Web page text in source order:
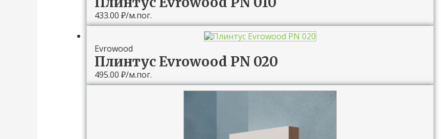
433.00 ₽/м.пог.
Evrowood
Плинтус Evrowood PN 020
495.00 ₽/м.пог.